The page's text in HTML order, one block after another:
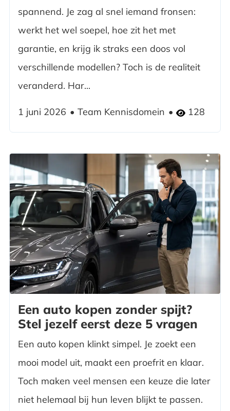
spannend. Je zag al snel iemand fronsen:
werkt het wel soepel, hoe zit het met
garantie, en krijg ik straks een doos vol
verschillende modellen? Toch is de realiteit
veranderd. Har...
1 juni 2026 Team Kennisdomein 128
Een auto kopen zonder spijt?
Stel jezelf eerst deze 5 vragen
Een auto kopen klinkt simpel. Je zoekt een
mooi model uit, maakt een proefrit en klaar.
Toch maken veel mensen een keuze die later
niet helemaal bij hun leven blijkt te passen.